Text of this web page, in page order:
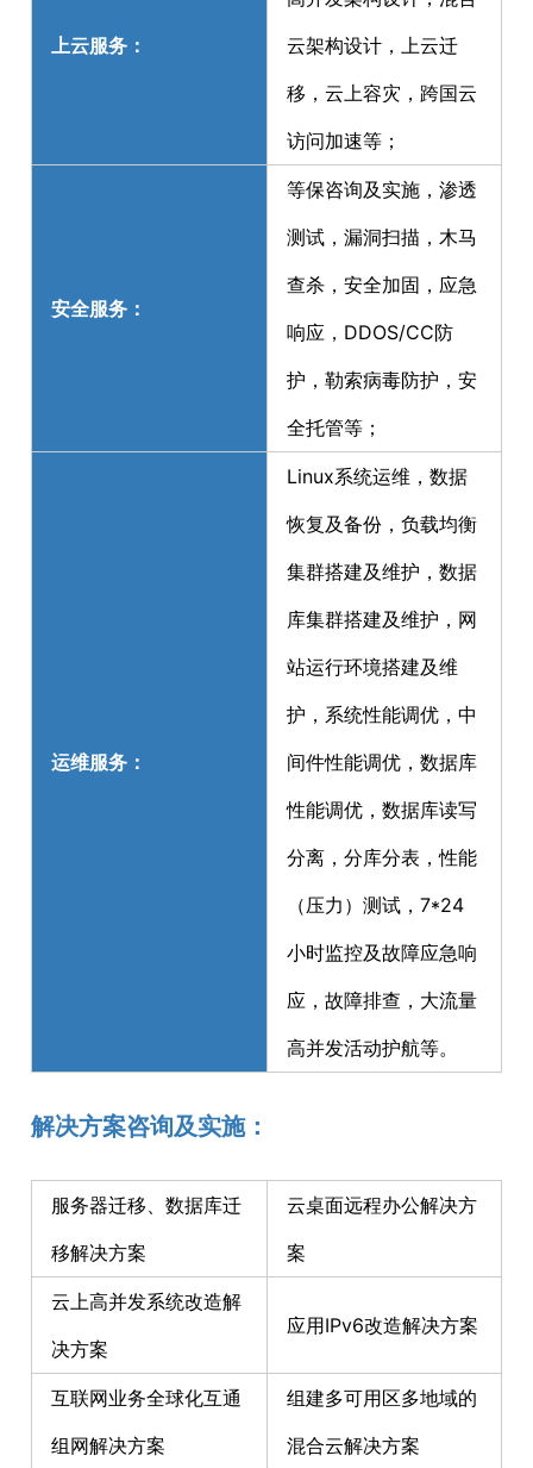
上云服务：
云架构设计，上云迁
移，云上容灾，跨国云
访问加速等；
安全服务：
等保咨询及实施，渗透
测试，漏洞扫描，木马
查杀，安全加固，应急
响应，DDOS/CC防
护，勒索病毒防护，安
全托管等；
运维服务：
Linux系统运维，数据
恢复及备份，负载均衡
集群搭建及维护，数据
库集群搭建及维护，网
站运行环境搭建及维
护，系统性能调优，中
间件性能调优，数据库
性能调优，数据库读写
分离，分库分表，性能
（压力）测试，7*24
小时监控及故障应急响
应，故障排查，大流量
高并发活动护航等。
解决方案咨询及实施：
服务器迁移、数据库迁
移解决方案
云桌面远程办公解决方
案
云上高并发系统改造解
决方案
应用IPv6改造解决方案
互联网业务全球化互通
组网解决方案
组建多可用区多地域的
混合云解决方案